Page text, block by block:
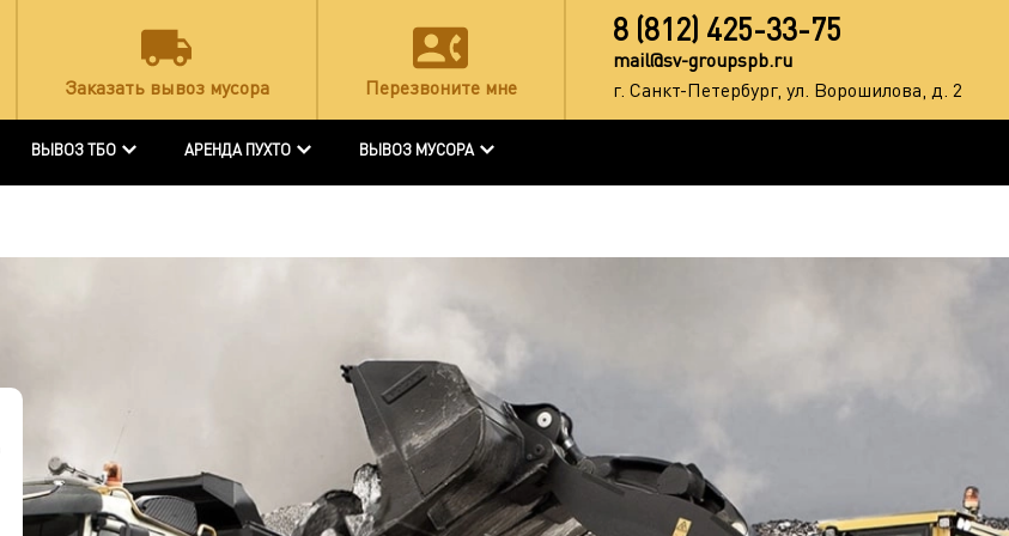
Заказать вывоз мусора Перезвоните мне
8 (812) 425-33-75
mail@sv-groupspb.ru
г. Санкт-Петербург, ул. Ворошилова, д. 2
ВЫВОЗ ТБО АРЕНДА ПУХТО ВЫВОЗ МУСОРА